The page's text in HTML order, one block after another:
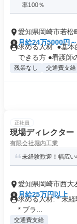
率100％
愛知県岡崎市若松
月給24万5000円
求める人材: ●基
できる方 ●看護師
残業なし 交通費支給
正社員
現場ディレクター
有限会社堀内工業
未経験歓迎！幅広
愛知県岡崎市西大
月給25万円以上
求める人材: * 未
* ブラ...
交通費支給